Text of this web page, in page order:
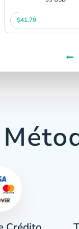
$41.79